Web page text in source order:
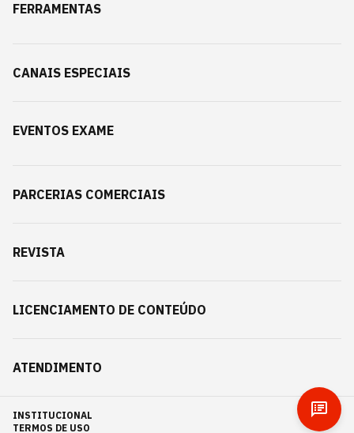
FERRAMENTAS
CANAIS ESPECIAIS
EVENTOS EXAME
PARCERIAS COMERCIAIS
REVISTA
LICENCIAMENTO DE CONTEÚDO
ATENDIMENTO
INSTITUCIONAL
TERMOS DE USO